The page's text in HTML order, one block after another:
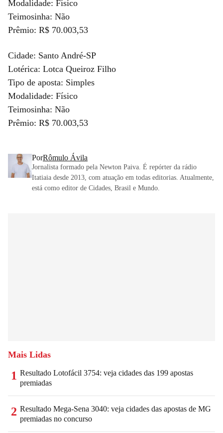
Modalidade: Físico
Teimosinha: Não
Prêmio: R$ 70.003,53
Cidade: Santo André-SP
Lotérica: Lotca Queiroz Filho
Tipo de aposta: Simples
Modalidade: Físico
Teimosinha: Não
Prêmio: R$ 70.003,53
PorRômulo Ávila
Jornalista formado pela Newton Paiva. É repórter da rádio
Itatiaia desde 2013, com atuação em todas editorias. Atualmente,
está como editor de Cidades, Brasil e Mundo.
Mais Lidas
1 Resultado Lotofácil 3754: veja cidades das 199 apostas
premiadas
2 Resultado Mega-Sena 3040: veja cidades das apostas de MG
premiadas no concurso